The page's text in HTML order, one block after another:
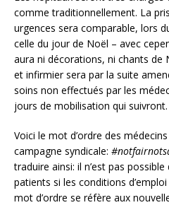
comme traditionnellement. La
urgences sera comparable, lors
celle du jour de Noël – avec
aura ni décorations, ni chants de
et infirmier sera par la suite
soins non effectués par les
jours de mobilisation qui suivront.
Voici le mot d’ordre des
campagne syndicale:
traduire ainsi: il n’est pas possible
patients si les conditions
mot d’ordre se réfère aux